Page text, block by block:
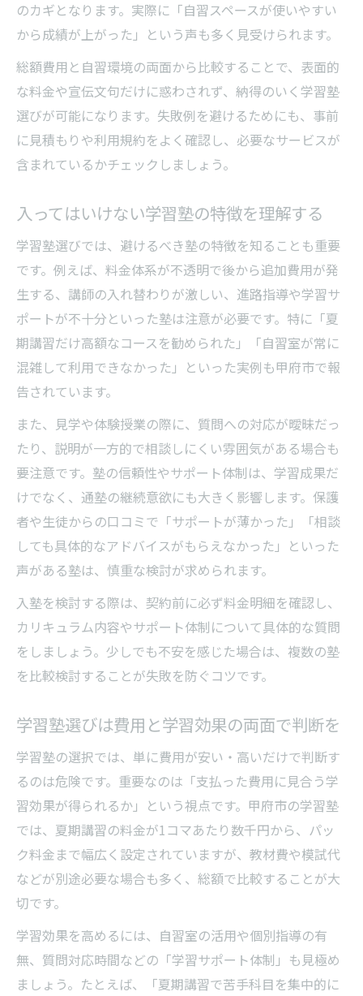
のカギとなります。実際に「自習スペースが使いやすい
から成績が上がった」という声も多く見受けられます。
総額費用と自習環境の両面から比較することで、表面的
な料金や宣伝文句だけに惑わされず、納得のいく学習塾
選びが可能になります。失敗例を避けるためにも、事前
に見積もりや利用規約をよく確認し、必要なサービスが
含まれているかチェックしましょう。
入ってはいけない学習塾の特徴を理解する
学習塾選びでは、避けるべき塾の特徴を知ることも重要
です。例えば、料金体系が不透明で後から追加費用が発
生する、講師の入れ替わりが激しい、進路指導や学習サ
ポートが不十分といった塾は注意が必要です。特に「夏
期講習だけ高額なコースを勧められた」「自習室が常に
混雑して利用できなかった」といった実例も甲府市で報
告されています。
また、見学や体験授業の際に、質問への対応が曖昧だっ
たり、説明が一方的で相談しにくい雰囲気がある場合も
要注意です。塾の信頼性やサポート体制は、学習成果だ
けでなく、通塾の継続意欲にも大きく影響します。保護
者や生徒からの口コミで「サポートが薄かった」「相談
しても具体的なアドバイスがもらえなかった」といった
声がある塾は、慎重な検討が求められます。
入塾を検討する際は、契約前に必ず料金明細を確認し、
カリキュラム内容やサポート体制について具体的な質問
をしましょう。少しでも不安を感じた場合は、複数の塾
を比較検討することが失敗を防ぐコツです。
学習塾選びは費用と学習効果の両面で判断を
学習塾の選択では、単に費用が安い・高いだけで判断す
るのは危険です。重要なのは「支払った費用に見合う学
習効果が得られるか」という視点です。甲府市の学習塾
では、夏期講習の料金が1コマあたり数千円から、パッ
ク料金まで幅広く設定されていますが、教材費や模試代
などが別途必要な場合も多く、総額で比較することが大
切です。
学習効果を高めるには、自習室の活用や個別指導の有
無、質問対応時間などの「学習サポート体制」も見極め
ましょう。たとえば、「夏期講習で苦手科目を集中的に